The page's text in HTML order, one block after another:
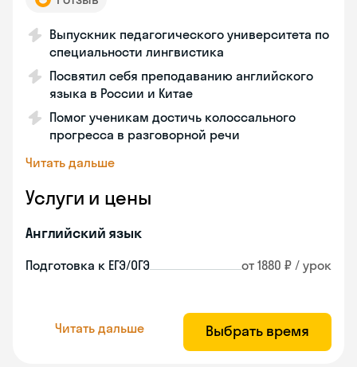
Выпускник педагогического университета по
специальности лингвистика
Посвятил себя преподаванию английского
языка в России и Китае
Помог ученикам достичь колоссального
прогресса в разговорной речи
Читать дальше
Услуги и цены
Английский язык
Подготовка к ЕГЭ/ОГЭ от 1880 ₽ / урок
Читать дальше Выбрать время